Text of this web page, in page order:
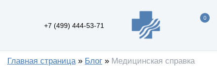
+7 (499) 444-53-71
0
Главная страница» Блог » Медицинская справка